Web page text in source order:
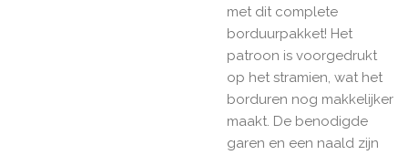
met dit complete
borduurpakket! Het
patroon is voorgedrukt
op het stramien, wat het
borduren nog makkelijker
maakt. De benodigde
garen en een naald zijn